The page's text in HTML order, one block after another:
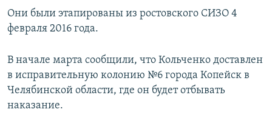
Они были этапированы из ростовского СИЗО 4
февраля 2016 года.
В начале марта сообщили, что Кольченко доставлен
в исправительную колонию №6 города Копейск в
Челябинской области, где он будет отбывать
наказание.